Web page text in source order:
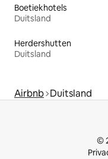
Boetiekhotels
Duitsland
Herdershutten
Duitsland
Airbnb Duitsland
©